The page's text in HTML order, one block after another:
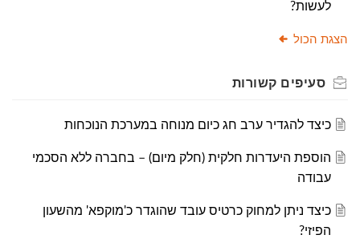
לעשות?
הצגת הכול
סעיפים קשורות
כיצד להגדיר ערב חג כיום מנוחה במערכת הנוכחות
הוספת היעדרות חלקית (חלק מיום) – בחברה ללא הסכמי
עבודה
כיצד ניתן למחוק כרטיס עובד שהוגדר כ'מוקפא' מהשעון
הפיזי?